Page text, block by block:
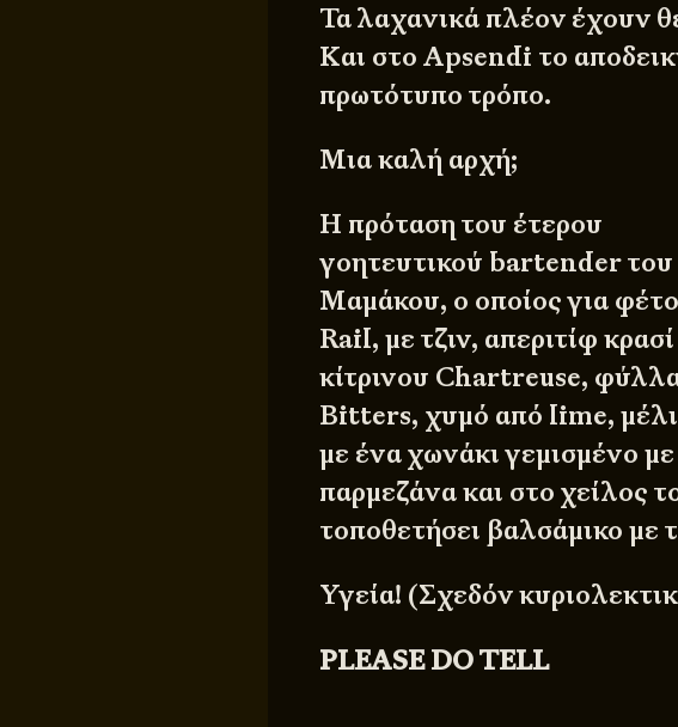
Τα λαχανικά πλέον έχουν
Και στο Apsendi το
πρωτότυπο τρόπο.
Μια καλή αρχή;
Η πρόταση του έτερου
γοητευτικού bartender
Μαμάκου, ο οποίος για
Rail, με τζιν, απεριτίφ
κίτρινου Chartreuse,
Bitters, χυμό από lime, μέλι
με ένα χωνάκι γεμισμένο με
παρμεζάνα και στο χείλος
τοποθετήσει βαλσάμικο με
Υγεία! (Σχεδόν
PLEASE DO TELL